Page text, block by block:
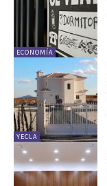
ECONOMÍA
YECLA